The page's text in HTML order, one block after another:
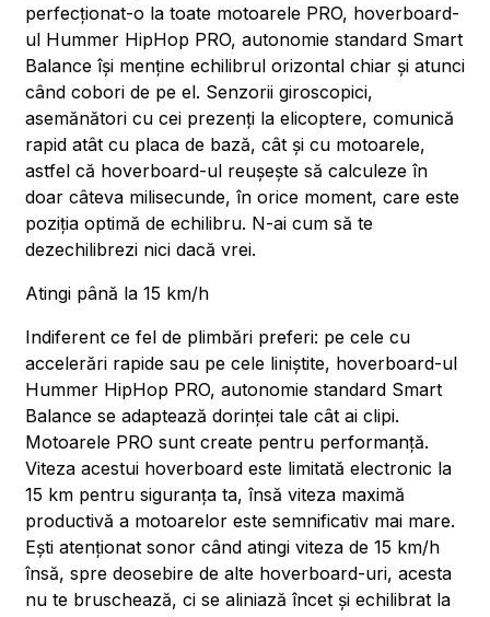
perfecționat-o la toate motoarele PRO, hoverboard-
ul Hummer HipHop PRO, autonomie standard Smart
Balance își menține echilibrul orizontal chiar și atunci
când cobori de pe el. Senzorii giroscopici,
asemănători cu cei prezenți la elicoptere, comunică
rapid atât cu placa de bază, cât și cu motoarele,
astfel că hoverboard-ul reușește să calculeze în
doar câteva milisecunde, în orice moment, care este
poziția optimă de echilibru. N-ai cum să te
dezechilibrezi nici dacă vrei.
Atingi până la 15 km/h
Indiferent ce fel de plimbări preferi: pe cele cu
accelerări rapide sau pe cele liniștite, hoverboard-ul
Hummer HipHop PRO, autonomie standard Smart
Balance se adaptează dorinței tale cât ai clipi.
Motoarele PRO sunt create pentru performanță.
Viteza acestui hoverboard este limitată electronic la
15 km pentru siguranța ta, însă viteza maximă
productivă a motoarelor este semnificativ mai mare.
Ești atenționat sonor când atingi viteza de 15 km/h
însă, spre deosebire de alte hoverboard-uri, acesta
nu te bruschează, ci se aliniază încet și echilibrat la